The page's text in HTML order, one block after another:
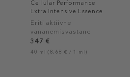
Cellular Performance
Extra Intensive Essence
Eriti aktiivne
vananemisvastane
essents
347 €
40 ml (8,68 € / 1 ml)